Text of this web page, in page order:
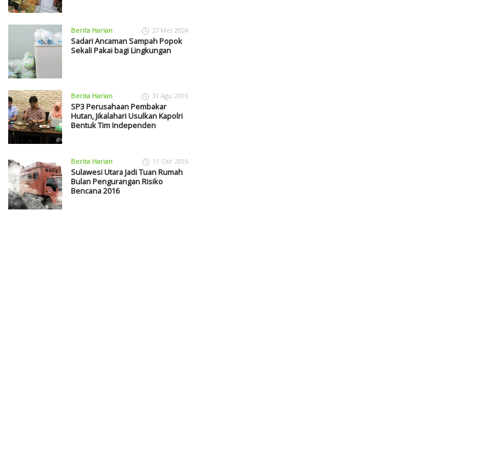
Berita Harian 27 Mei 2024
Sadari Ancaman Sampah Popok
Sekali Pakai bagi Lingkungan
Berita Harian 31 Agu 2016
SP3 Perusahaan Pembakar
Hutan, Jikalahari Usulkan Kapolri
Bentuk Tim Independen
Berita Harian 11 Okt 2016
Sulawesi Utara Jadi Tuan Rumah
Bulan Pengurangan Risiko
Bencana 2016